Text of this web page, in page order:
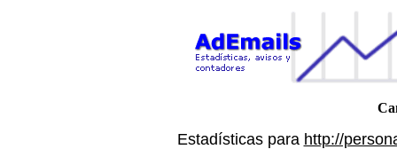
Estadísticas para http://